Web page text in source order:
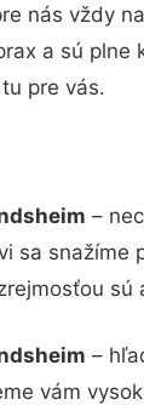
nás vždy
a sú plne
pre vás.
–
sa snažíme
–
vám